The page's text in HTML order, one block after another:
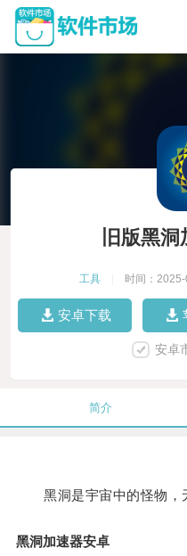
旧版黑
工具 时间：
安卓下载
安卓
简介
黑洞是宇宙中的怪物，
黑洞加速器安卓